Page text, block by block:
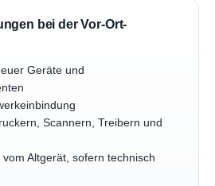
bei der Vor-Ort-
Geräte und
Scannern, Treibern und
Altgerät, sofern technisch